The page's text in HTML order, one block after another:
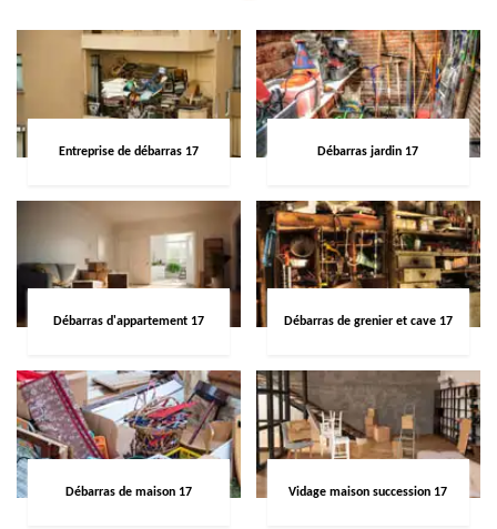
Entreprise de débarras 17 Débarras jardin 17
Débarras d'appartement 17 Débarras de grenier et cave 17
Débarras de maison 17 Vidage maison succession 17